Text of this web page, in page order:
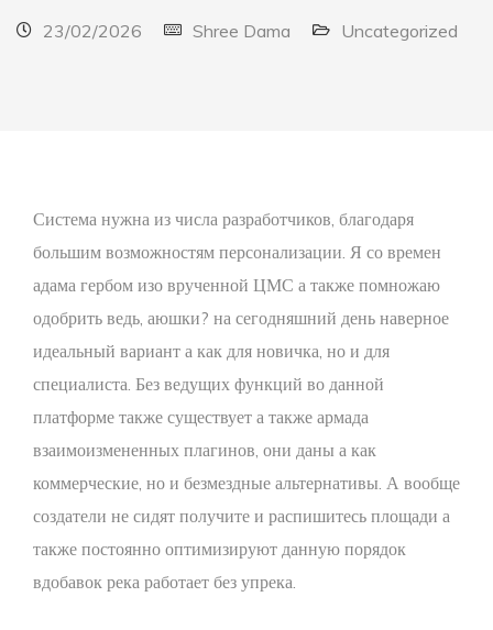
23/02/2026 Shree Dama Uncategorized
Система нужна из числа разработчиков, благодаря
большим возможностям персонализации. Я со времен
адама гербом изо врученной ЦМС а также помножаю
одобрить ведь, аюшки? на сегодняшний день наверное
идеальный вариант а как для новичка, но и для
специалиста. Без ведущих функций во данной
платформе также существует а также армада
взаимоизмененных плагинов, они даны а как
коммерческие, но и безмездные альтернативы. А вообще
создатели не сидят получите и распишитесь площади а
также постоянно оптимизируют данную порядок
вдобавок река работает без упрека.